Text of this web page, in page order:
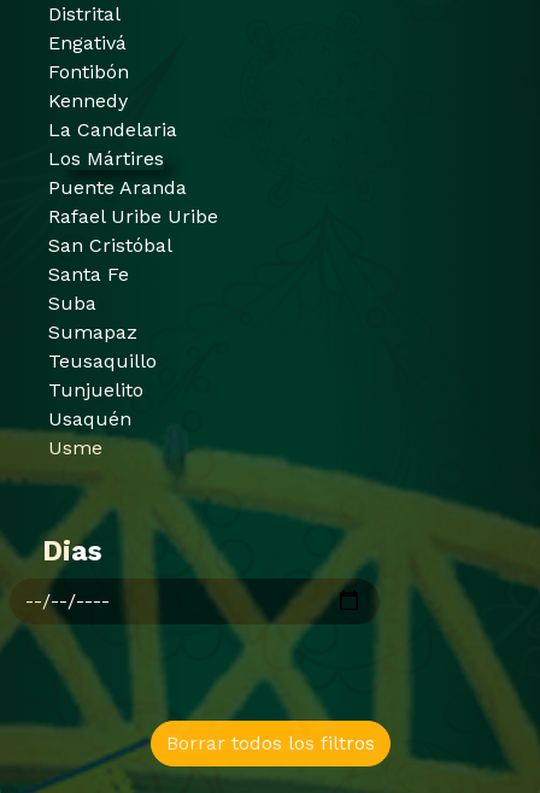
Distrital
Engativá
Fontibón
Kennedy
La Candelaria
Los Mártires
Puente Aranda
Rafael Uribe Uribe
San Cristóbal
Santa Fe
Suba
Sumapaz
Teusaquillo
Tunjuelito
Usaquén
Usme
Dias
Borrar todos los filtros